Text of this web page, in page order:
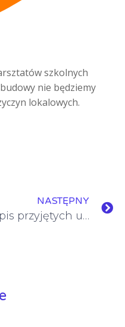
szkolnych
nie będziemy
lokalowych.
NASTĘPNY
Spis przyjętych uczniów na rok szkolny 2021-22